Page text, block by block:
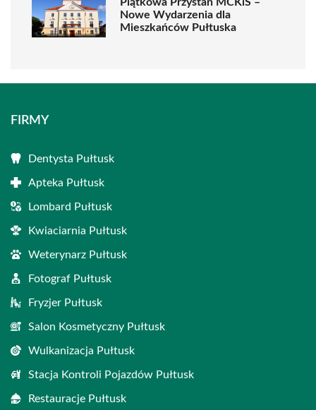
Nowe Wydarzenia dla
Mieszkańców Pułtuska
FIRMY
Dentysta Pułtusk
Apteka Pułtusk
Lombard Pułtusk
Kwiaciarnia Pułtusk
Weterynarz Pułtusk
Fotograf Pułtusk
Fryzjer Pułtusk
Salon Kosmetyczny Pułtusk
Wulkanizacja Pułtusk
Stacja Kontroli Pojazdów Pułtusk
Restauracje Pułtusk